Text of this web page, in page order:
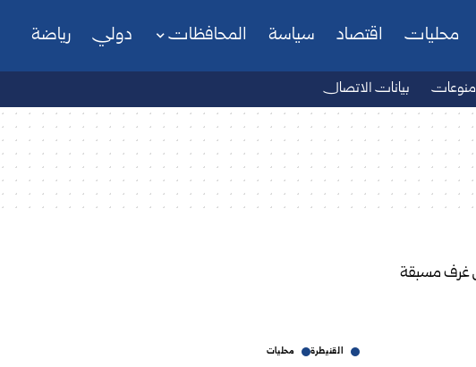
محليات اقتصاد سياسة المحافظات دولي رياضة
منوعات بيانات الاتصال
القنيطرة محليات